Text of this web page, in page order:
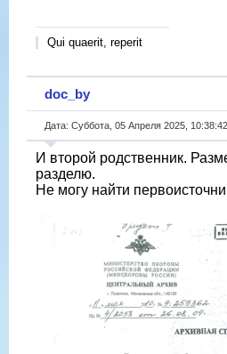
Qui quaerit, reperit
doc_by
Дата: Суббота, 05 Апреля 2025,
И второй родственник.
разделю.
Не могу найти